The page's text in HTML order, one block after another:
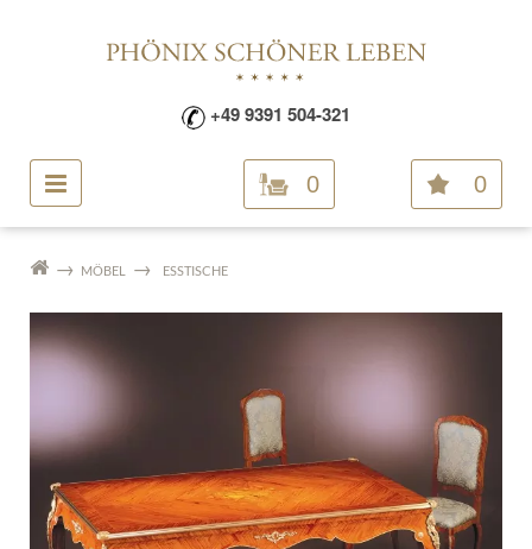
+49 9391 504-321
0 0
MÖBEL ESSTISCHE